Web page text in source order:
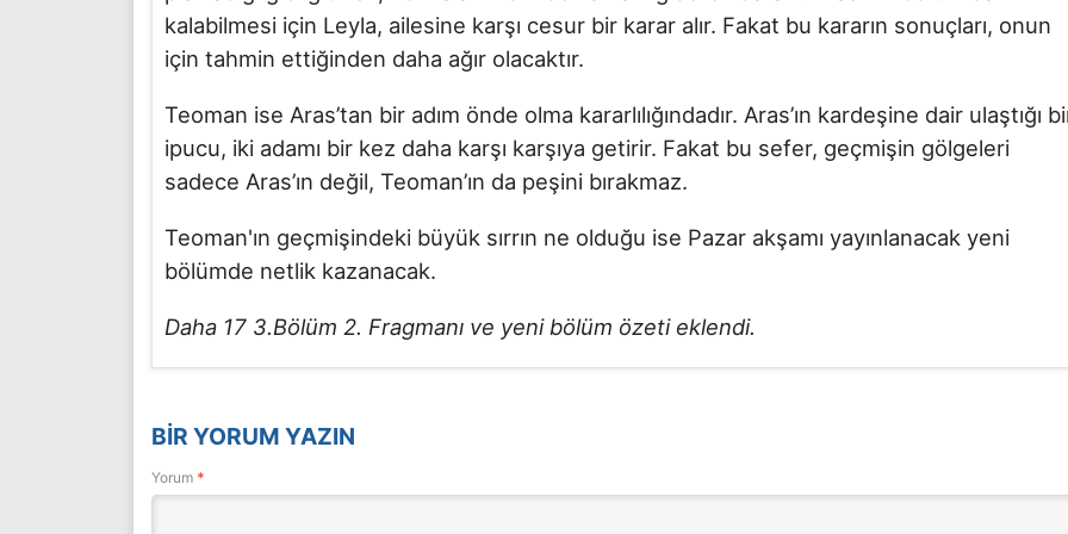
kalabilmesi için Leyla, ailesine karşı cesur bir karar alır. Fakat bu kararın sonuçları, onun
için tahmin ettiğinden daha ağır olacaktır.
Teoman ise Aras’tan bir adım önde olma kararlılığındadır. Aras’ın kardeşine dair ulaştığı
ipucu, iki adamı bir kez daha karşı karşıya getirir. Fakat bu sefer, geçmişin gölgeleri
sadece Aras’ın değil, Teoman’ın da peşini bırakmaz.
Teoman'ın geçmişindeki büyük sırrın ne olduğu ise Pazar akşamı yayınlanacak yeni
bölümde netlik kazanacak.
Daha 17 3.Bölüm 2. Fragmanı ve yeni bölüm özeti eklendi.
BIR YORUM YAZIN
Yorum *